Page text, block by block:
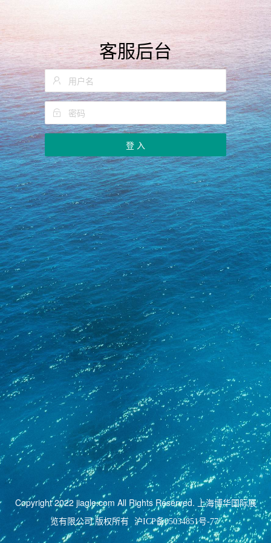
客服后台
登 入
Copyright 2022 jiagle.com All Rights Reserved. 上海博华国际展
览有限公司 版权所有 沪ICP备05034851号-77